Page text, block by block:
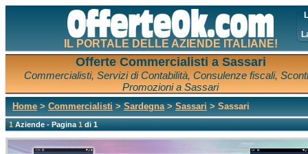
IL PORTALE DELLE AZIENDE ITALIANE!
Offerte Commercialisti a Sassari
Commercialisti, Servizi di Contabilità, Consulenze fiscali,
Promozioni a Sassari
Home > Commercialisti > Sardegna> Sassari > Sassari
1Aziende - Pagina1di 1